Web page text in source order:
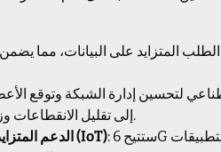
المتزايد على البيانات، مما
لتحسين إدارة الشبكة وتوقع
إلى تقليل الانقطاعات وزيادة كفاءة الأداء.
الدعم المتزايد لإنترنت الأشياء (IoT): ستتيح 6G ربط عدد أكبر من الأجهزة في الوقت نفسه، مما يُحسن من أداء التطبيقات